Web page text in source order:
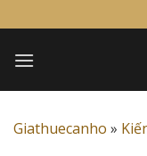
to
content
Giathuecanho »